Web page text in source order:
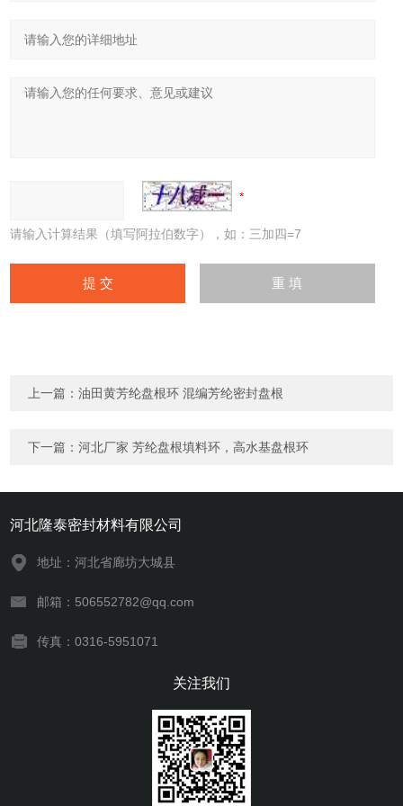
请输入计算结果（填写阿拉伯数字），如：三加四=7
上一篇：油田黄芳纶盘根环 混编芳纶密封盘根
下一篇：河北厂家 芳纶盘根填料环，高水基盘根环
河北隆泰密封材料有限公司
地址：河北省廊坊大城县
邮箱：506552782@qq.com
传真：0316-5951071
关注我们